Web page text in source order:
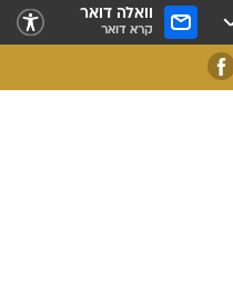
וואלה דואר
קרא דואר